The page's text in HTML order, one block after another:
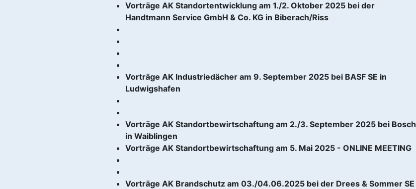
Vorträge AK Standortentwicklung am 1./2. Oktober 2025 bei der
Handtmann Service GmbH & Co. KG in Biberach/Riss
Vorträge AK Industriedächer am 9. September 2025 bei BASF SE in
Ludwigshafen
Vorträge AK Standortbewirtschaftung am 2./3. September 2025 bei Bosch
in Waiblingen
Vorträge AK Standortbewirtschaftung am 5. Mai 2025 - ONLINE MEETING
Vorträge AK Brandschutz am 03./04.06.2025 bei der Drees & Sommer SE